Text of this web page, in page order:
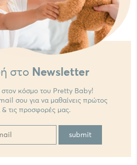
στο Newsletter
κόσμο του Pretty Baby!
σου για να μαθαίνεις πρώτος
& τις προσφορές μας.